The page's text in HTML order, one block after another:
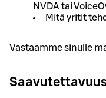
NVDA tai
Mitä yritit
Vastaamme sinulle